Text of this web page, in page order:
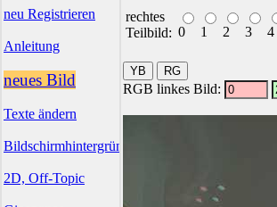
neu Registrieren
Anleitung
neues Bild
Texte ändern
Bildschirmhintergründe
2D, Off-Topic
rechtes
Teilbild: 0 1 2 3 4
RGB linkes Bild: